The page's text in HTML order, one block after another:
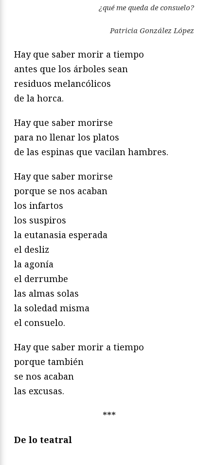
¿qué me queda de consuelo?
Patricia González López
Hay que saber morir a tiempo
antes que los árboles sean
residuos melancólicos
de la horca.
Hay que saber morirse
para no llenar los platos
de las espinas que vacilan hambres.
Hay que saber morirse
porque se nos acaban
los infartos
los suspiros
la eutanasia esperada
el desliz
la agonía
el derrumbe
las almas solas
la soledad misma
el consuelo.
Hay que saber morir a tiempo
porque también
se nos acaban
las excusas.
***
De lo teatral